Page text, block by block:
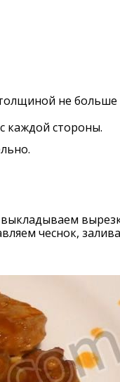
не больше
каждой стороны.
чеснок,